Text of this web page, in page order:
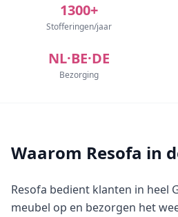
1300+
Stofferingen/jaar
NL·BE·DE
Bezorging
Waarom Resofa in
Resofa bedient klanten in heel
meubel op en bezorgen het